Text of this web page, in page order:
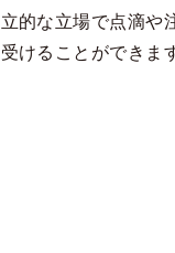
的な立場で点滴や
けることができま